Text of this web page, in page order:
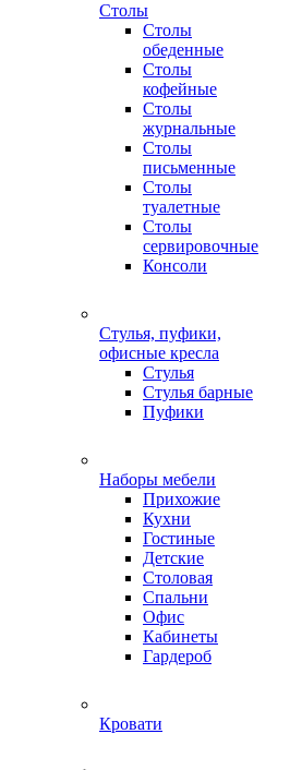
Столы
Столы
обеденные
Столы
кофейные
Столы
журнальные
Столы
письменные
Столы
туалетные
Столы
сервировочные
Консоли
Стулья, пуфики,
офисные кресла
Стулья
Стулья барные
Пуфики
Наборы мебели
Прихожие
Кухни
Гостиные
Детские
Столовая
Спальни
Офис
Кабинеты
Гардероб
Кровати